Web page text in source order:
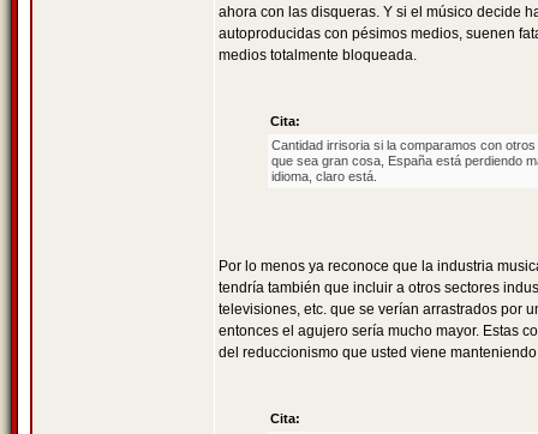
ahora con las disqueras. Y si el músico decide
autoproducidas con pésimos medios, suenen
medios totalmente bloqueada.
Cita:
Cantidad irrisoria si la comparamos con
que sea gran cosa, España está perdiendo
idioma, claro está.
Por lo menos ya reconoce que la industria
tendría también que incluir a otros sectores
televisiones, etc. que se verían arrastrados por
entonces el agujero sería mucho mayor. Estas
del reduccionismo que usted viene
Cita: